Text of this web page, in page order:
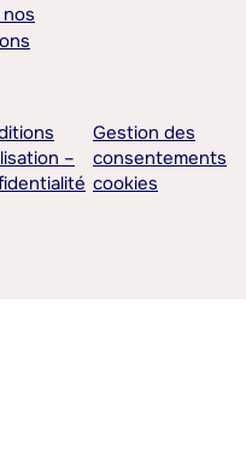
–
Gestion des
consentements
cookies